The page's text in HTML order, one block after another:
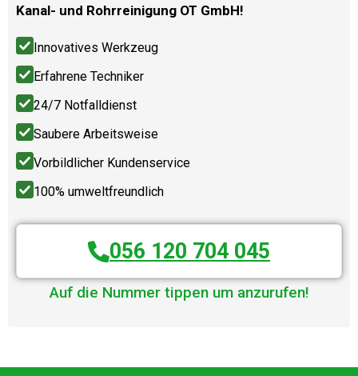
Kanal- und Rohrreinigung OT GmbH!
Innovatives Werkzeug
Erfahrene Techniker
24/7 Notfalldienst
Saubere Arbeitsweise
Vorbildlicher Kundenservice
100% umweltfreundlich
056 120 704 045
Auf die Nummer tippen um anzurufen!